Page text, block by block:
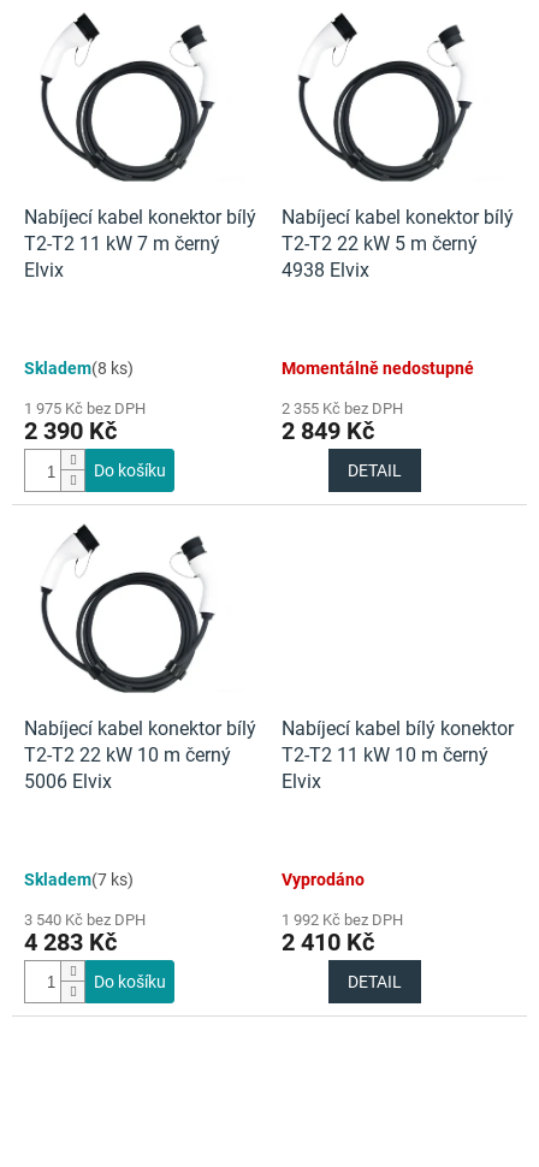
Nabíjecí kabel konektor bílý
T2-T2 11 kW 7 m černý
Elvix
Skladem(8 ks)
1 975 Kč bez DPH
2 390 Kč
Do košíku
Nabíjecí kabel konektor bílý
T2-T2 22 kW 5 m černý
4938 Elvix
Momentálně nedostupné
2 355 Kč bez DPH
2 849 Kč
DETAIL
Nabíjecí kabel konektor bílý
T2-T2 22 kW 10 m černý
5006 Elvix
Skladem(7 ks)
3 540 Kč bez DPH
4 283 Kč
Do košíku
Nabíjecí kabel bílý konektor
T2-T2 11 kW 10 m černý
Elvix
Vyprodáno
1 992 Kč bez DPH
2 410 Kč
DETAIL